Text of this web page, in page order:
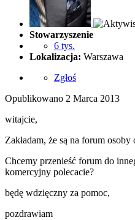
Stowarzyszenie
6 tys.
Lokalizacja: Warszawa
Zgłoś
Opublikowano 2 Marca 2013
witajcie,
Zakładam, że są na forum
Chcemy przenieść forum do
komercyjny polecacie?
będę wdzięczny za pomoc,
pozdrawiam